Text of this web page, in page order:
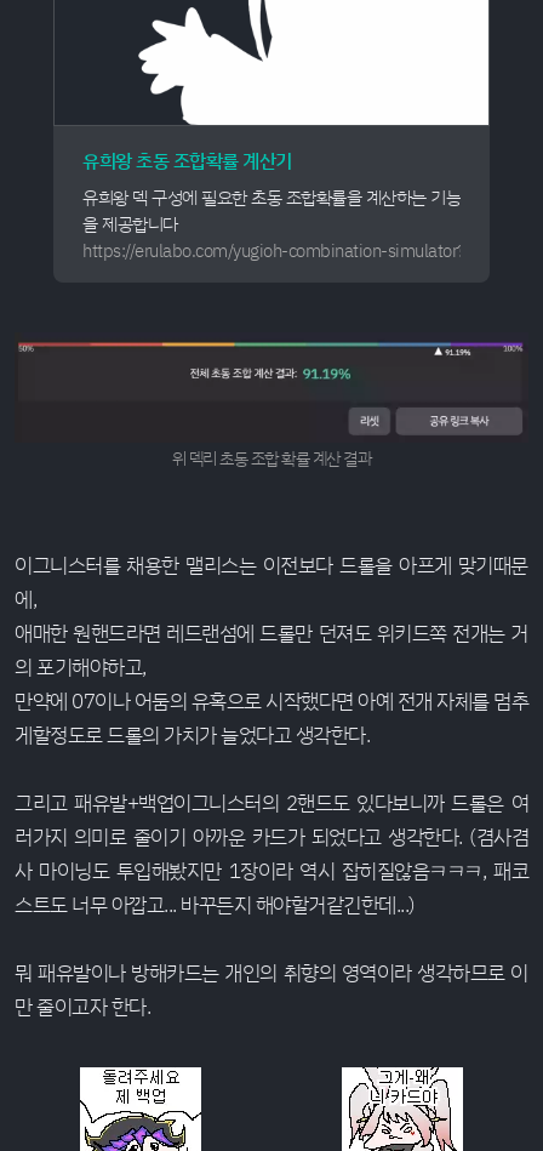
유희왕 초동 조합확률 계산기
유희왕 덱 구성에 필요한 초동 조합확률을 계산하는 기능
을 제공합니다
https://erulabo.com/yugioh-combination-
위 덱리 초동 조합 확률 계산 결과
이그니스터를 채용한 맬리스는 이전보다 드롤을 아프게 맞기때문
에,
애매한 원핸드라면 레드랜섬에 드롤만 던져도 위키드쪽 전개는 거
의 포기해야하고,
만약에 07이나 어둠의 유혹으로 시작했다면 아예 전개 자체를 멈추
게할정도로 드롤의 가치가 늘었다고 생각한다.
그리고 패유발+백업이그니스터의 2핸드도 있다보니까 드롤은 여
러가지 의미로 줄이기 아까운 카드가 되었다고 생각한다. (겸사겸
사 마이닝도 투입해봤지만 1장이라 역시 잡히질않음ㅋㅋㅋ, 패코
스트도 너무 아깝고... 바꾸든지 해야할거같긴한데...)
뭐 패유발이나 방해카드는 개인의 취향의 영역이라 생각하므로 이
만 줄이고자 한다.